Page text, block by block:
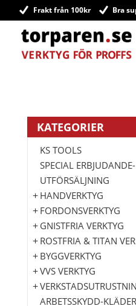
Frakt från 100kr Bra
KATEGORIER
KS TOOLS
SPECIAL ERBJUDANDE-
UTFÖRSÄLJNING
HANDVERKTYG
FORDONSVERKTYG
GNISTFRIA VERKTYG
ROSTFRIA & TITAN
BYGGVERKTYG
VVS VERKTYG
ARBETSSKYDD-KLÄDER